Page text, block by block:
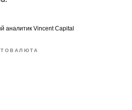
аналитик Vincent Capital